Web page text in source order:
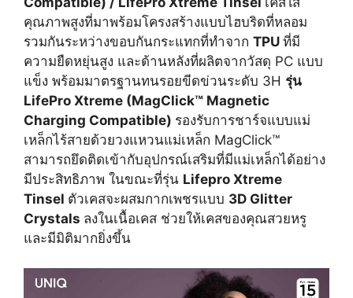
คุณภาพสูงที่มาพร้อมโครงสร้างแบบไฮบริดที่หลอม
รวมกันระหว่างขอบกันกระแทกที่ทำจาก TPU ที่มี
ความยืดหยุ่นสูง และด้านหลังที่ผลิตจากวัสดุ PC แบบ
แข็ง พร้อมมาตรฐานทนรอยขีดข่วนระดับ 3H รุ่น
LifePro Xtreme (MagClick™ Magnetic
Charging Compatible) รองรับการชาร์จแบบแม่
เหล็กไร้สายด้วยวงแหวนแม่เหล็ก MagClick™
สามารถยึดติดเข้ากับอุปกรณ์เสริมที่มีแม่เหล็กได้อย่าง
มีประสิทธิภาพ ในขณะที่รุ่น Lifepro Xtreme
Tinsel ตัวเคสจะผสมกากเพชรแบบ 3D Glitter
Crystals ลงในเนื้อเคส ช่วยให้เคสของคุณสวยหรู
และมีมิติมากยิ่งขึ้น